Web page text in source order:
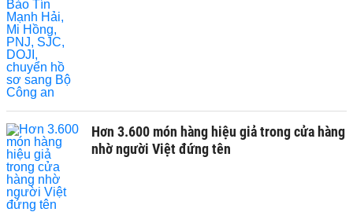
Hơn 3.600 món hàng hiệu giả trong cửa hàng
nhờ người Việt đứng tên